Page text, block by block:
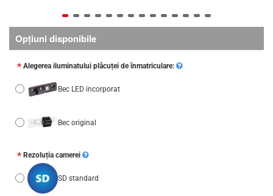
Opţiuni disponibile
Alegerea iluminatului plăcuței de înmatriculare:
Bec LED incorporat
Bec original
Rezoluția camerei
SD standard